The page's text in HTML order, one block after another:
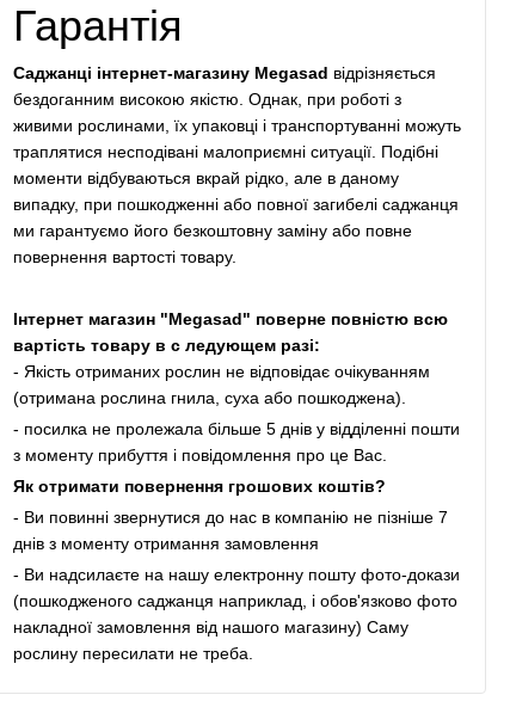
Гарантія
Саджанці інтернет-магазину Megasad відрізняється
бездоганним високою якістю. Однак, при роботі з
живими рослинами, їх упаковці і транспортуванні можуть
траплятися несподівані малоприємні ситуації. Подібні
моменти відбуваються вкрай рідко, але в даному
випадку, при пошкодженні або повної загибелі саджанця
ми гарантуємо його безкоштовну заміну або повне
повернення вартості товару.
Інтернет магазин "Megasad" поверне повністю всю
вартість товару в с ледующем разі:
- Якість отриманих рослин не відповідає очікуванням
(отримана рослина гнила, суха або пошкоджена).
- посилка не пролежала більше 5 днів у відділенні пошти
з моменту прибуття і повідомлення про це Вас.
Як отримати повернення грошових коштів?
- Ви повинні звернутися до нас в компанію не пізніше 7
днів з моменту отримання замовлення
- Ви надсилаєте на нашу електронну пошту фото-докази
(пошкодженого саджанця наприклад, і обов'язково фото
накладної замовлення від нашого магазину) Саму
рослину пересилати не треба.